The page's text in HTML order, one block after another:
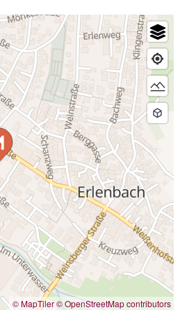
© MapTiler© OpenStreetMap contributors